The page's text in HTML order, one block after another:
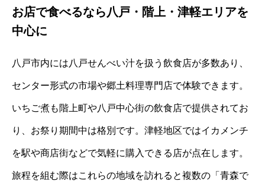
お店で食べるなら八戸・階上・津軽エリアを
中心に
八戸市内には八戸せんべい汁を扱う飲食店が多数あり、
センター形式の市場や郷土料理専門店で体験できます。
いちご煮も階上町や八戸中心街の飲食店で提供されてお
り、お祭り期間中は格別です。津軽地区ではイカメンチ
を駅や商店街などで気軽に購入できる店が点在します。
旅程を組む際はこれらの地域を訪れると複数の「青森で